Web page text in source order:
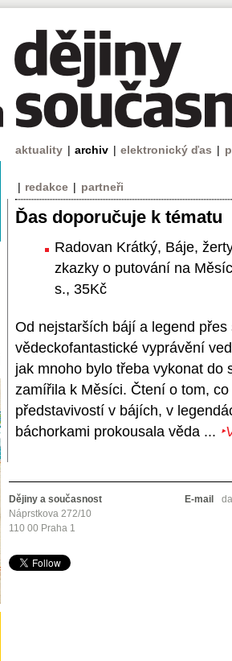
aktuality | archiv | elektronický ďas |
| redakce | partneři
Ďas doporučuje k tématu
Radovan Krátký, Báje,
zkazky o putování na
s., 35Kč
Od nejstarších bájí a legend
vědeckofantastické vyprávění
jak mnoho bylo třeba vykonat do
zamířila k Měsíci. Čtení o tom,
představivostí v bájích, v
báchorkami prokousala věda ...
Dějiny a současnost
Náprstkova 272/10
110 00 Praha 1
E-mail